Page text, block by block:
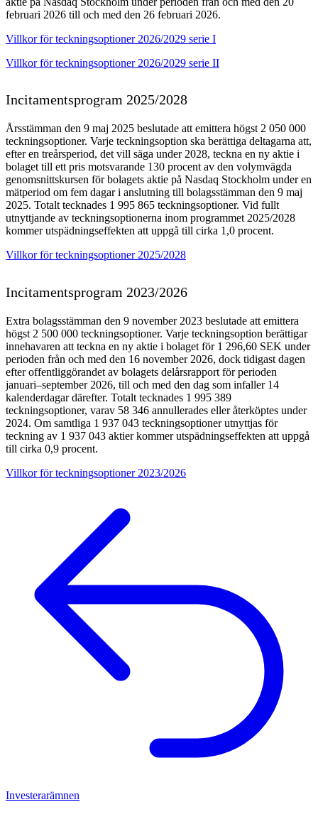
februari 2026 till och med den 26 februari 2026.
Villkor för teckningsoptioner 2026/2029 serie I
Villkor för teckningsoptioner 2026/2029 serie II
Incitamentsprogram 2025/2028
Årsstämman den 9 maj 2025 beslutade att emittera högst 2 050 000
teckningsoptioner. Varje teckningsoption ska berättiga deltagarna att,
efter en treårsperiod, det vill säga under 2028, teckna en ny aktie i
bolaget till ett pris motsvarande 130 procent av den volymvägda
genomsnittskursen för bolagets aktie på Nasdaq Stockholm under en
mätperiod om fem dagar i anslutning till bolagsstämman den 9 maj
2025. Totalt tecknades 1 995 865 teckningsoptioner. Vid fullt
utnyttjande av teckningsoptionerna inom programmet 2025/2028
kommer utspädningseffekten att uppgå till cirka 1,0 procent.
Villkor för teckningsoptioner 2025/2028
Incitamentsprogram 2023/2026
Extra bolagsstämman den 9 november 2023 beslutade att emittera
högst 2 500 000 teckningsoptioner. Varje teckningsoption berättigar
innehavaren att teckna en ny aktie i bolaget för 1 296,60 SEK under
perioden från och med den 16 november 2026, dock tidigast dagen
efter offentliggörandet av bolagets delårsrapport för perioden
januari–september 2026, till och med den dag som infaller 14
kalenderdagar därefter. Totalt tecknades 1 995 389
teckningsoptioner, varav 58 346 annullerades eller återköptes under
2024. Om samtliga 1 937 043 teckningsoptioner utnyttjas för
teckning av 1 937 043 aktier kommer utspädningseffekten att uppgå
till cirka 0,9 procent.
Villkor för teckningsoptioner 2023/2026
Investerarämnen